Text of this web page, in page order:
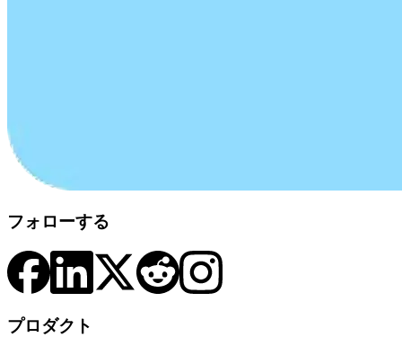
フォローする
プロダクト